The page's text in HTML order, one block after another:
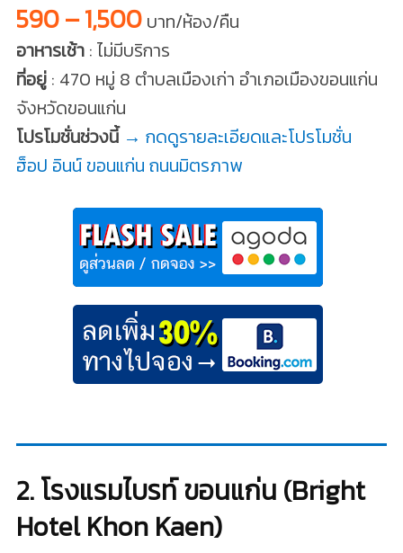
590 – 1,500บาท/ห้อง/คืน
อาหารเช้า: ไม่มีบริการ
ที่อยู่: 470 หมู่ 8 ตำบลเมืองเก่า อำเภอเมืองขอนแก่น
จังหวัดขอนแก่น
โปรโมชั่นช่วงนี้ → กดดูรายละเอียดและโปรโมชั่น
ฮ็อป อินน์ ขอนแก่น ถนนมิตรภาพ
2. โรงแรมไบรท์ ขอนแก่น (Bright
Hotel Khon Kaen)